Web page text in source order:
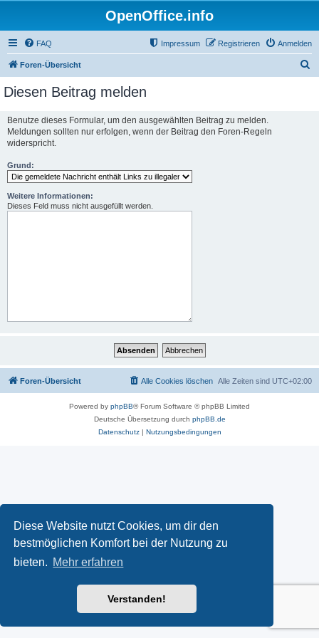
Diese Website nutzt Cookies, um dir den
bestmöglichen Komfort bei der Nutzung zu
bieten. Mehr erfahren
Verstanden!
OpenOffice.info
FAQ Anmelden
Registrieren
Impressum
Foren-Übersicht
Diesen Beitrag melden
Benutze dieses Formular, um den ausgewählten Beitrag zu melden.
Meldungen sollten nur erfolgen, wenn der Beitrag den Foren-Regeln
widerspricht.
Grund:
Weitere Informationen:
Dieses Feld muss nicht ausgefüllt werden.
Foren-Übersicht Alle Zeiten sind UTC+02:00
Alle Cookies löschen
Powered by phpBB® Forum Software © phpBB Limited
Deutsche Übersetzung durch phpBB.de
Datenschutz| Nutzungsbedingungen